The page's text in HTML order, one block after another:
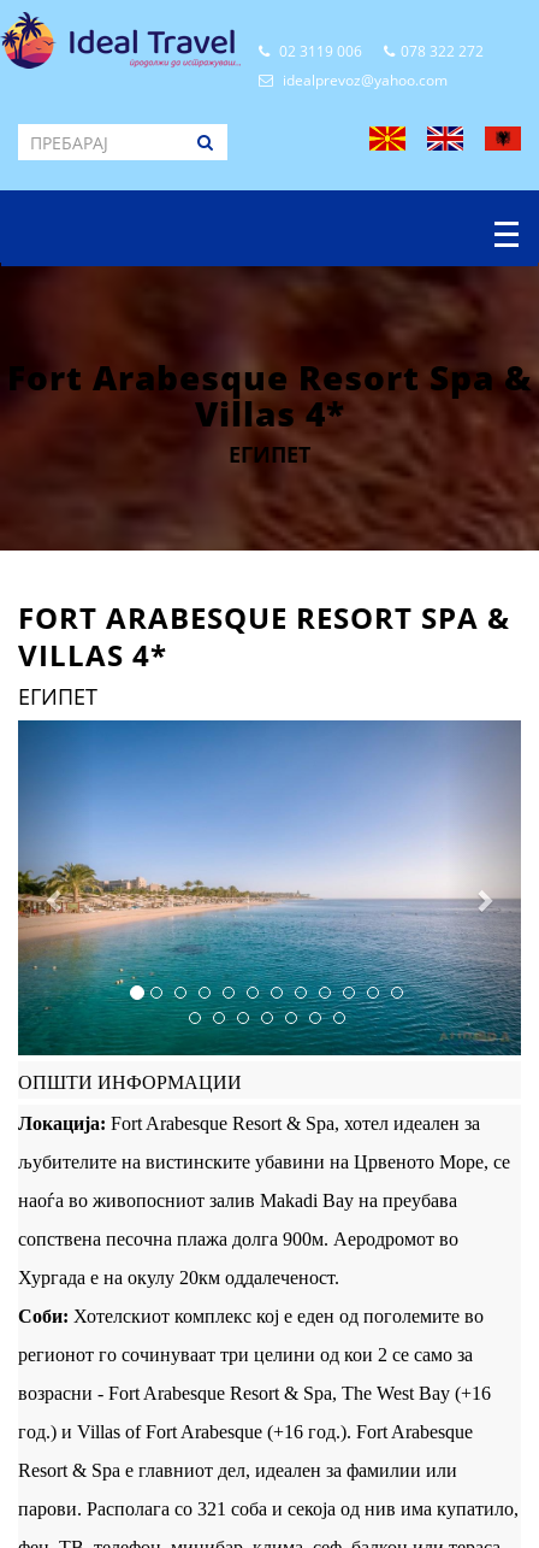
02 3119 006
078 322 272
idealprevoz@yahoo.com
Fort Arabesque Resort Spa &
Villas 4*
ЕГИПЕТ
FORT ARABESQUE RESORT SPA &
VILLAS 4*
ЕГИПЕТ
ОПШТИ ИНФОРМАЦИИ
Локација: Fort Arabesque Resort & Spa, хотел идеален за
љубителите на вистинските убавини на Црвеното Море, се
наоѓа во живопосниот залив Makadi Bay на преубава
сопствена песочна плажа долга 900м. Аеродромот во
Хургада е на окулу 20км оддалеченост.
Соби: Хотелскиот комплекс кој е еден од поголемите во
регионот го сочинуваат три целини од кои 2 се само за
возрасни - Fort Arabesque Resort & Spa, The West Bay (+16
год.) и Villas of Fort Arabesque (+16 год.). Fort Arabesque
Resort & Spa е главниот дел, идеален за фамилии или
парови. Располага со 321 соба и секоја од нив има купатило,